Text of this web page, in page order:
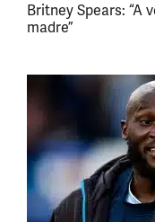
Britney Spears: “A
madre”